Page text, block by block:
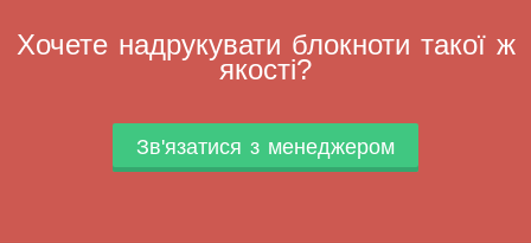
Хочете надрукувати блокноти такої ж
якості?
Зв'язатися з менеджером